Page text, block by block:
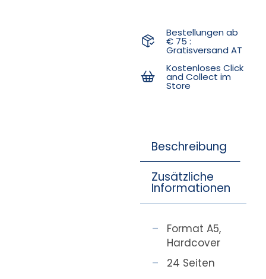
Bestellungen ab
€ 75 :
Gratisversand AT
Kostenloses Click
and Collect im
Store
Beschreibung
Zusätzliche
Informationen
Format A5,
Hardcover
24 Seiten